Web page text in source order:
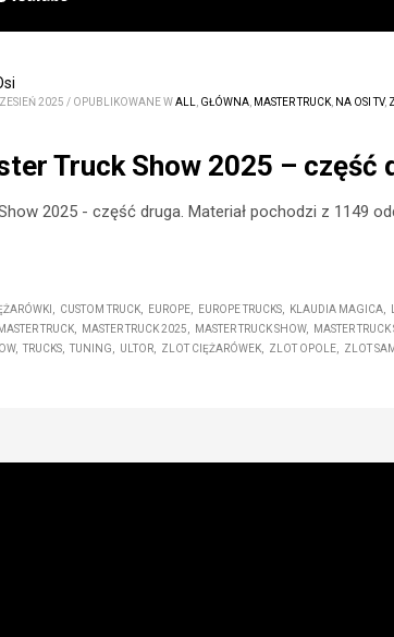
2025 / OPUBLIKOWANE WALL GŁÓWNA MASTER TRUCK NA OSI TV,
Truck Show 2025 – część
2025 - część druga. Materiał pochodzi z 1149
CUSTOM TRUCK EUROPE EUROPE TRUCKS KLAUDIA MAGICA
MASTER TRUCK MASTER TRUCK 2025 MASTER TRUCK SHOW MASTER
TRUCKS TUNING ULTOR ZLOT CIĘŻARÓWEK ZLOT OPOLE ZLOT